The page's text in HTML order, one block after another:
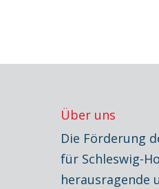
Über uns
Die Förderung
für Schleswig-
herausragende